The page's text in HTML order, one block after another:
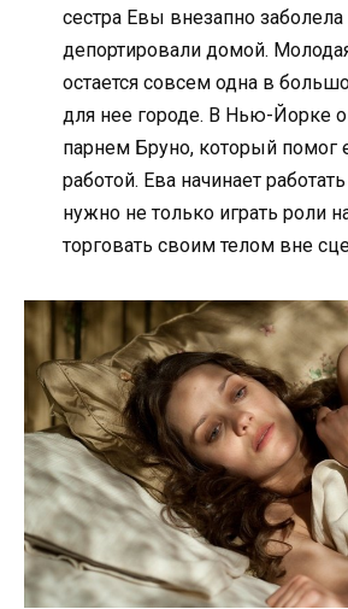
сестра Евы внезапно заболела
депортировали домой.
остается совсем одна в
для нее городе. В Нью-Йорке
парнем Бруно, который помог
работой. Ева начинает
нужно не только играть роли
торговать своим телом вне